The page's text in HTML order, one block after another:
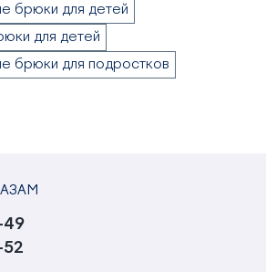
брюки для детей
для детей
брюки для подростков
49
52